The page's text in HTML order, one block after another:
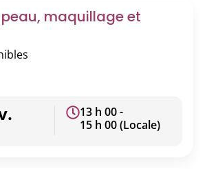
peau, maquillage et
13 h 00 -
15 h 00 (Locale)